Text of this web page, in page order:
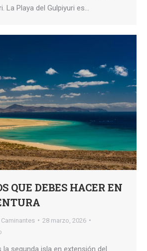
La Playa del Gulpiyuri es…
QUE DEBES HACER EN
Caminantes
28 marzo, 2026
la segunda isla en extensión del